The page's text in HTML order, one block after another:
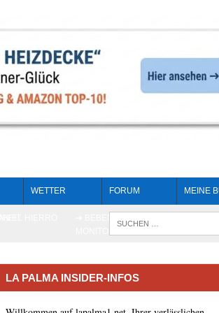
WETTER FORUM MEINE
LA PALMA INSIDER-INFOS